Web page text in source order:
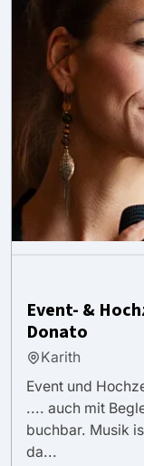
Event- &
Donato
Karith
Event und
.... auch mit
buchbar. Musik
da...